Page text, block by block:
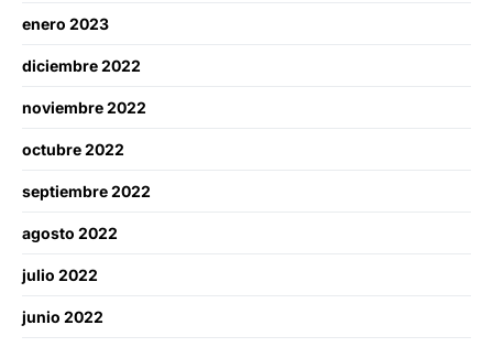
enero 2023
diciembre 2022
noviembre 2022
octubre 2022
septiembre 2022
agosto 2022
julio 2022
junio 2022